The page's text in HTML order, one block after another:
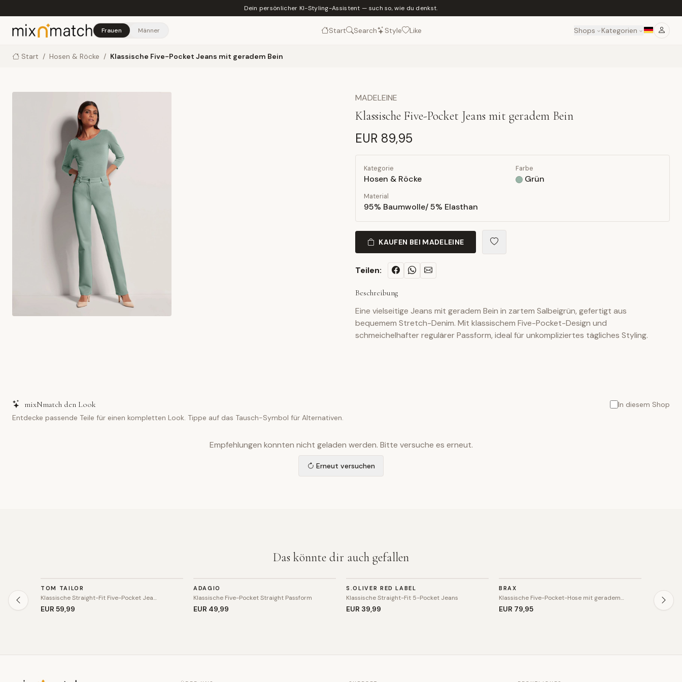
Dein persönlicher KI-Styling-Assistent — such so, wie du denkst.
Frauen Männer Start Search Style Like Shops Kategorien
Start / Hosen & Röcke / Klassische Five-Pocket Jeans mit geradem Bein
MADELEINE
Klassische Five-Pocket Jeans mit geradem Bein
EUR 89,95
Kategorie
Hosen & Röcke
Farbe
Grün
Material
95% Baumwolle/ 5% Elasthan
KAUFEN BEI MADELEINE
Teilen:
Beschreibung
Eine vielseitige Jeans mit geradem Bein in zartem Salbeigrün, gefertigt aus
bequemem Stretch-Denim. Mit klassischem Five-Pocket-Design und
schmeichelhafter regulärer Passform, ideal für unkompliziertes tägliches Styling.
mixNmatch den Look
In diesem Shop
Entdecke passende Teile für einen kompletten Look. Tippe auf das Tausch-Symbol für Alternativen.
Empfehlungen konnten nicht geladen werden. Bitte versuche es erneut.
Erneut versuchen
Das könnte dir auch gefallen
TOM TAILOR
Klassische Straight-Fit Five-Pocket Jea…
EUR 59,99
ADAGIO
Klassische Five-Pocket Straight Passform
EUR 49,99
HOSE
S.OLIVER RED LABEL
Klassische Straight-Fit 5-Pocket Jeans
EUR 39,99
BRAX
Klassische Five-Pocket-Hose mit geradem…
EUR 79,95 EUR 69